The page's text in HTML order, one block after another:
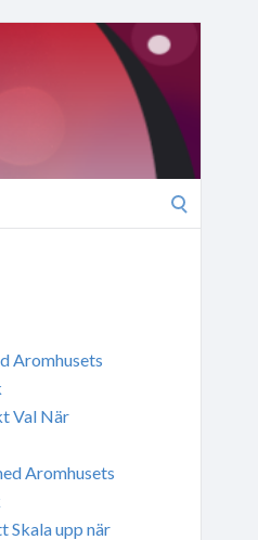
Aromhusets
Val När
Aromhusets
Skala upp när